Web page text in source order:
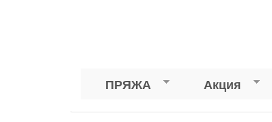
ПРЯЖА Акция